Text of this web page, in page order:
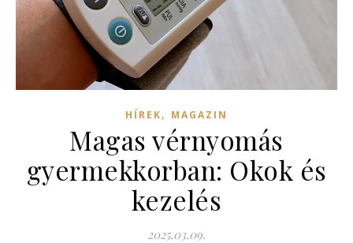
HÍREK, MAGAZIN
Magas vérnyomás
gyermekkorban: Okok és
kezelés
2025.03.09.